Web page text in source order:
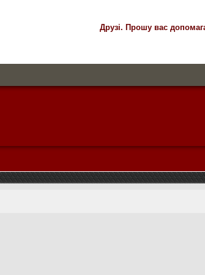
Друзі. Прошу вас